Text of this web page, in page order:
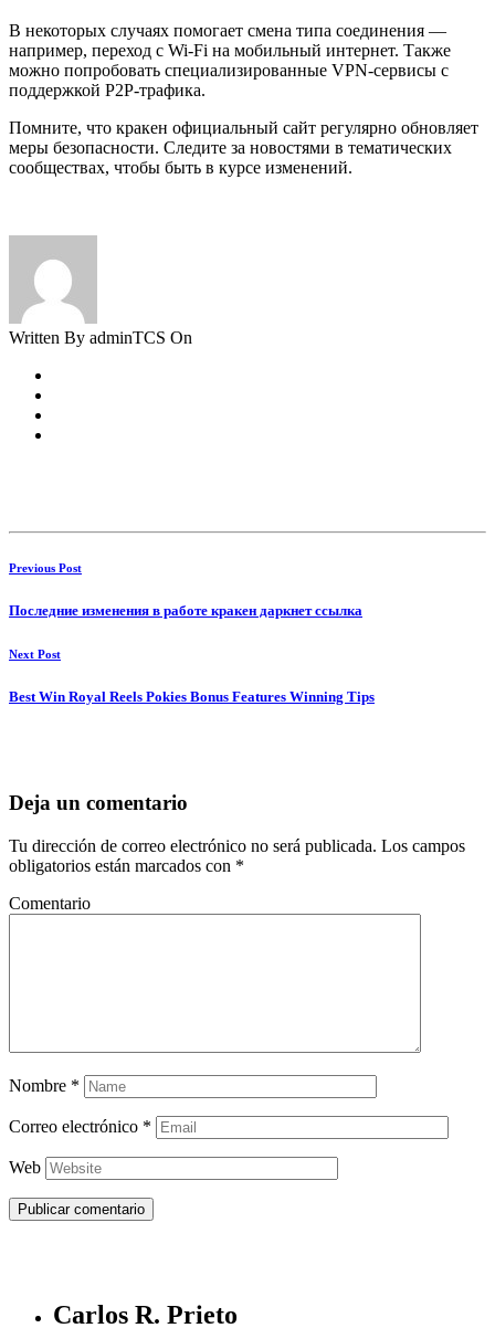
В некоторых случаях помогает смена типа соединения —
например, переход с Wi-Fi на мобильный интернет. Также
можно попробовать специализированные VPN-сервисы с
поддержкой P2P-трафика.
Помните, что кракен официальный сайт регулярно обновляет
меры безопасности. Следите за новостями в тематических
сообществах, чтобы быть в курсе изменений.
Written By adminTCS On
Previous Post
Последние изменения в работе кракен даркнет ссылка
Next Post
Best Win Royal Reels Pokies Bonus Features Winning Tips
Deja un comentario
Tu dirección de correo electrónico no será publicada. Los campos
obligatorios están marcados con *
Comentario
Nombre *
Correo electrónico *
Web
Carlos R. Prieto